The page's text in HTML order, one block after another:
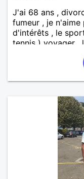
J'ai 68 ans ,
fumeur , je
d'intérêts , le
tennis ) voyager ,
bricolage , une
enrichissante , je
choisis le
coté les choses
d'intérêts que
l'humour ,
Dans l'absolu le